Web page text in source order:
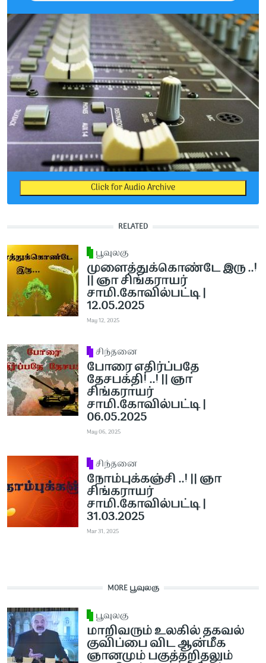
Click for Audio Archive
RELATED
பூவுலகு
முளைத்துக்கொண்டே இரு ..!
|| ஞா சிங்கராயர்
சாமி.கோவில்பட்டி |
12.05.2025
May 12, 2025
சிந்தனை
போரை எதிர்ப்பதே
தேசபக்தி! ..! || ஞா
சிங்கராயர்
சாமி.கோவில்பட்டி |
06.05.2025
May 06, 2025
சிந்தனை
நோம்புக்கஞ்சி ..! || ஞா
சிங்கராயர்
சாமி.கோவில்பட்டி |
31.03.2025
Mar 31, 2025
MORE பூவுலகு
பூவுலகு
மாறிவரும் உலகில் தகவல்
குவிப்பை விட ஆன்மீக
ஞானமும் பகுத்தறிதலும்